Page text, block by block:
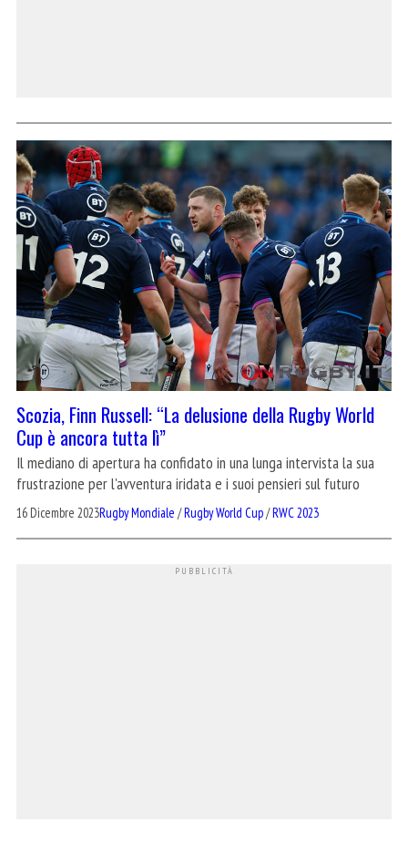
Scozia, Finn Russell: “La delusione della Rugby World
Cup è ancora tutta lì”
Il mediano di apertura ha confidato in una lunga intervista la sua
frustrazione per l'avventura iridata e i suoi pensieri sul futuro
16 Dicembre 2023Rugby Mondiale /Rugby World Cup/RWC 2023